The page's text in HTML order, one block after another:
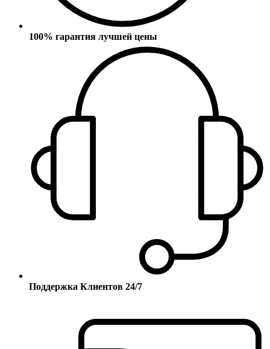
100% гарантия лучшей цены
Поддержка Клиентов 24/7